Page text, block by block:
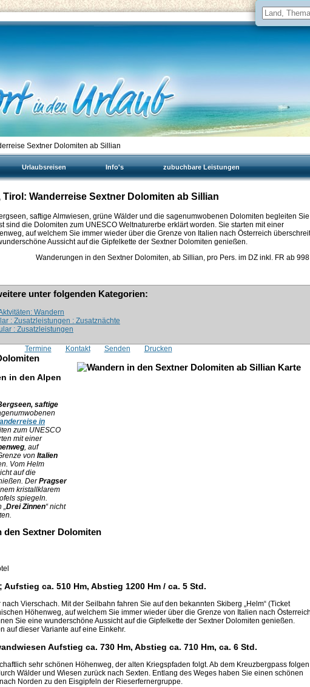
Sextner Dolomiten ab Sillian
Urlaubsreisen Info's zubuchbare Leistungen
Tirol: Wanderreise Sextner Dolomiten ab Sillian
saftige Almwiesen, grüne Wälder und die sagenumwobenen Dolomiten begleiten Sie
sind die Dolomiten zum UNESCO Weltnaturerbe erklärt worden. Sie starten mit einer
auf welchem Sie immer wieder über die Grenze von Italien nach Österreich
Aussicht auf die Gipfelkette der Sextner Dolomiten genießen.
Wanderungen in den Sextner Dolomiten, ab Sillian, pro Pers. im DZ inkl. FR ab
unter folgenden Kategorien:
Wandern
: Zusatzleistungen : Zusatznächte
: Zusatzleistungen
Termine Kontakt Senden Drucken
in den Alpen
saftige
in
zum UNESCO
mit einer
, auf
von Italien
Vom Helm
auf die
DerPragser
kristallklarem
spiegeln.
„Drei Zinnen“ nicht
den Sextner Dolomiten
ca. 510 Hm, Abstieg 1200 Hm / ca. 5 Std.
Vierschach. Mit der Seilbahn fahren Sie auf den bekannten Skiberg „Helm“ (Ticket
Höhenweg, auf welchem Sie immer wieder über die Grenze von Italien nach
Sie eine wunderschöne Aussicht auf die Gipfelkette der Sextner Dolomiten genießen.
auf dieser Variante auf eine Einkehr.
Aufstieg ca. 730 Hm, Abstieg ca. 710 Hm, ca. 6 Std.
sehr schönen Höhenweg, der alten Kriegspfaden folgt. Ab dem Kreuzbergpass folgen
Wälder und Wiesen zurück nach Sexten. Entlang des Weges haben Sie einen schönen
Norden zu den Eisgipfeln der Rieserfernergruppe.